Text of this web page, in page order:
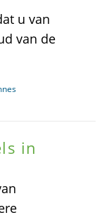
u van
van de
in